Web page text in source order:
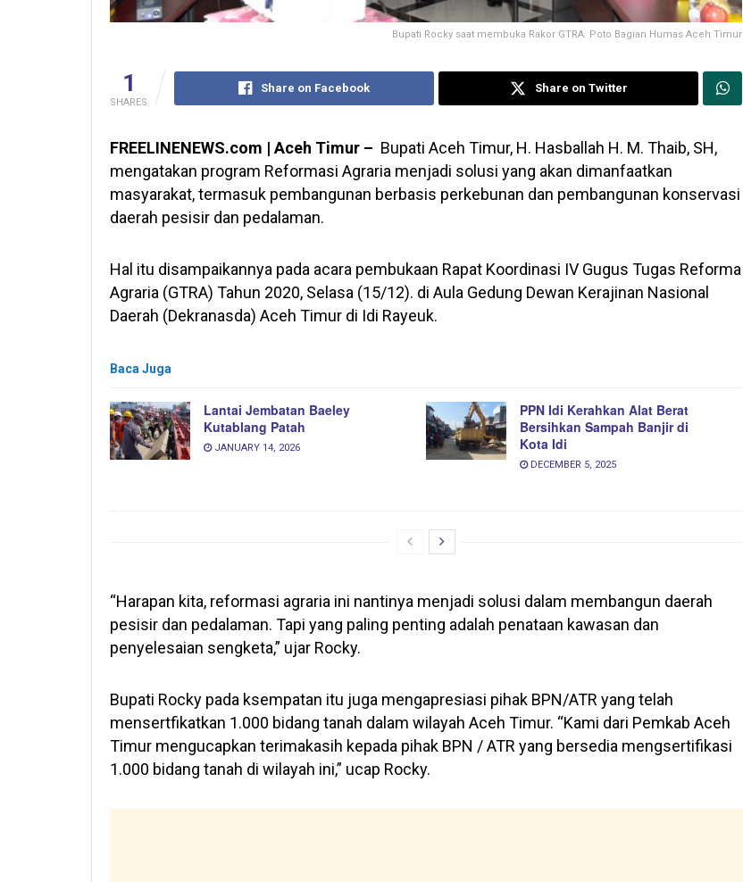
Bupati Rocky saat membuka Rakor GTRA. Poto Bagian Humas Aceh Timur
1
SHARES
Share on Facebook Share on Twitter
FREELINENEWS.com | Aceh Timur – Bupati Aceh Timur, H. Hasballah H. M. Thaib, SH,
mengatakan program Reformasi Agraria menjadi solusi yang akan dimanfaatkan
masyarakat, termasuk pembangunan berbasis perkebunan dan pembangunan konservasi
daerah pesisir dan pedalaman.
Hal itu disampaikannya pada acara pembukaan Rapat Koordinasi IV Gugus Tugas Reforma
Agraria (GTRA) Tahun 2020, Selasa (15/12). di Aula Gedung Dewan Kerajinan Nasional
Daerah (Dekranasda) Aceh Timur di Idi Rayeuk.
Baca Juga
Lantai Jembatan Baeley
Kutablang Patah
JANUARY 14, 2026
PPN Idi Kerahkan Alat Berat
Bersihkan Sampah Banjir di
Kota Idi
DECEMBER 5, 2025
“Harapan kita, reformasi agraria ini nantinya menjadi solusi dalam membangun daerah
pesisir dan pedalaman. Tapi yang paling penting adalah penataan kawasan dan
penyelesaian sengketa,” ujar Rocky.
Bupati Rocky pada ksempatan itu juga mengapresiasi pihak BPN/ATR yang telah
mensertfikatkan 1.000 bidang tanah dalam wilayah Aceh Timur. “Kami dari Pemkab Aceh
Timur mengucapkan terimakasih kepada pihak BPN / ATR yang bersedia mengsertifikasi
1.000 bidang tanah di wilayah ini,” ucap Rocky.